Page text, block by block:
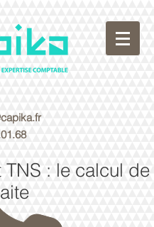
: le calcul de